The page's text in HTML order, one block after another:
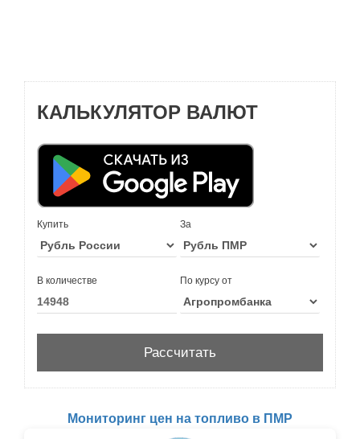
КАЛЬКУЛЯТОР ВАЛЮТ
Купить За
В количестве По курсу от
Мониторинг цен на топливо в ПМР